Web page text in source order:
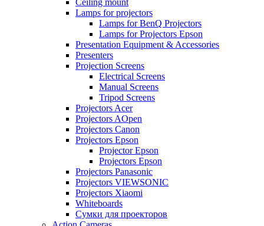
Ceiling mount
Lamps for projectors
Lamps for BenQ Projectors
Lamps for Projectors Epson
Presentation Equipment & Accessories
Presenters
Projection Screens
Electrical Screens
Manual Screens
Tripod Screens
Projectors Acer
Projectors AOpen
Projectors Canon
Projectors Epson
Projector Epson
Projectors Epson
Projectors Panasonic
Projectors VIEWSONIC
Projectors Xiaomi
Whiteboards
Сумки для проекторов